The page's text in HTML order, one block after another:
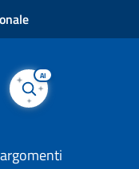
AI